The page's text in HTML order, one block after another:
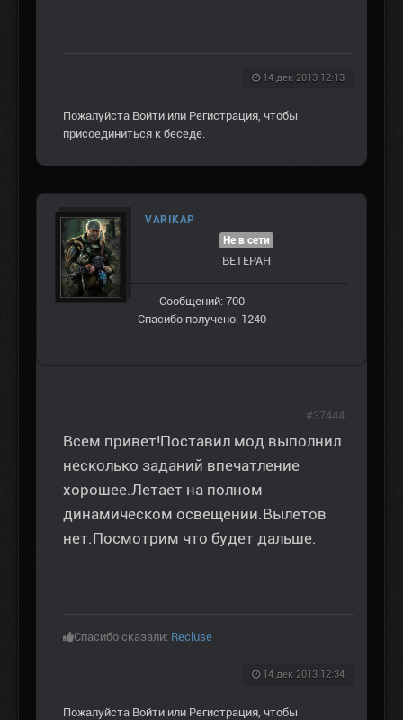
14 дек 2013 12:13
Пожалуйста Войти или Регистрация , чтобы
присоединиться к беседе.
VARIKAP
Не в сети
ВЕТЕРАН
Сообщений: 700
Спасибо получено: 1240
Всем привет!Поставил мод выполнил
несколько заданий впечатление
хорошее.Летает на полном
динамическом освещении.Вылетов
нет.Посмотрим что будет дальше.
Спасибо сказали: Recluse
14 дек 2013 12:34
#37444
Пожалуйста Войти или Регистрация , чтобы